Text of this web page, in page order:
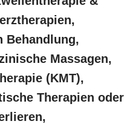
Behandlung,
Massagen,
(KMT),
Therapien oder